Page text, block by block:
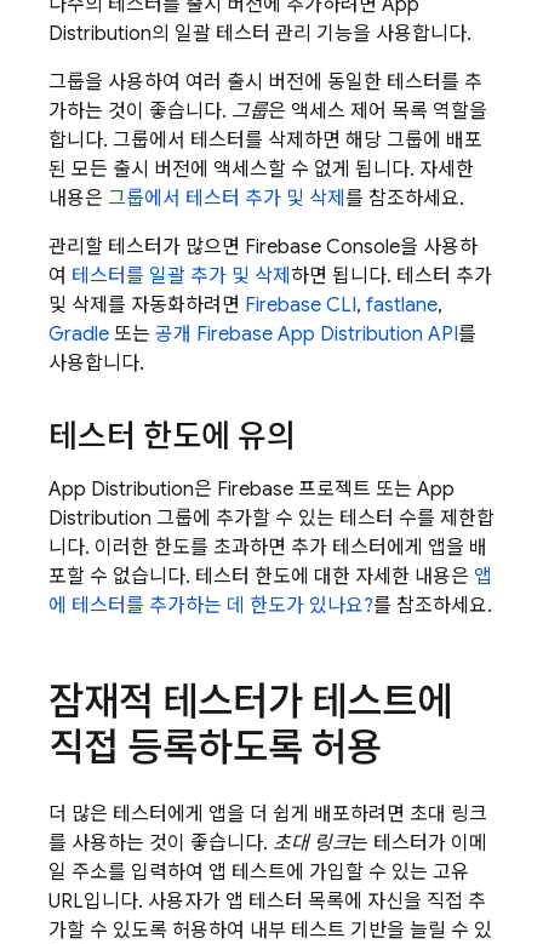
다수의 테스터를 출시 버전에 추가하려면 App
Distribution의 일괄 테스터 관리 기능을 사용합니다.
그룹을 사용하여 여러 출시 버전에 동일한 테스터를 추
가하는 것이 좋습니다. 그룹은 액세스 제어 목록 역할을
합니다. 그룹에서 테스터를 삭제하면 해당 그룹에 배포
된 모든 출시 버전에 액세스할 수 없게 됩니다. 자세한
내용은 그룹에서 테스터 추가 및 삭제 를 참조하세요.
관리할 테스터가 많으면 Firebase Console을 사용하
여 테스터를 일괄 추가 및 삭제 하면 됩니다. 테스터 추가
및 삭제를 자동화하려면 Firebase CLI, fastlane,
Gradle 또는 공개 Firebase App Distribution API를
사용합니다.
테스터 한도에 유의
App Distribution은 Firebase 프로젝트 또는 App
Distribution 그룹에 추가할 수 있는 테스터 수를 제한합
니다. 이러한 한도를 초과하면 추가 테스터에게 앱을 배
포할 수 없습니다. 테스터 한도에 대한 자세한 내용은 앱
에 테스터를 추가하는 데 한도가 있나요?를 참조하세요.
잠재적 테스터가 테스트에
직접 등록하도록 허용
더 많은 테스터에게 앱을 더 쉽게 배포하려면 초대 링크
를 사용하는 것이 좋습니다. 초대 링크는 테스터가 이메
일 주소를 입력하여 앱 테스트에 가입할 수 있는 고유
URL입니다. 사용자가 앱 테스터 목록에 자신을 직접 추
가할 수 있도록 허용하여 내부 테스트 기반을 늘릴 수 있